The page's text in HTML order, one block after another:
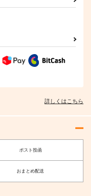
詳しくはこちら
ポスト投函
おまとめ配送